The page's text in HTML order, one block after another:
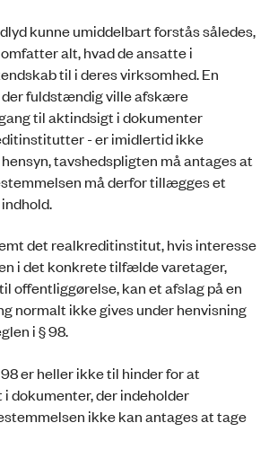
kunne umiddelbart forstås således,
alt, hvad de ansatte i
til i deres virksomhed. En
fuldstændig ville afskære
til aktindsigt i dokumenter
- er imidlertid ikke
tavshedspligten må antages at
må derfor tillægges et
det realkreditinstitut, hvis interesse
i det konkrete tilfælde varetager,
offentliggørelse, kan et afslag på en
normalt ikke gives under henvisning
i § 98.
er heller ikke til hinder for at
dokumenter, der indeholder
ikke kan antages at tage